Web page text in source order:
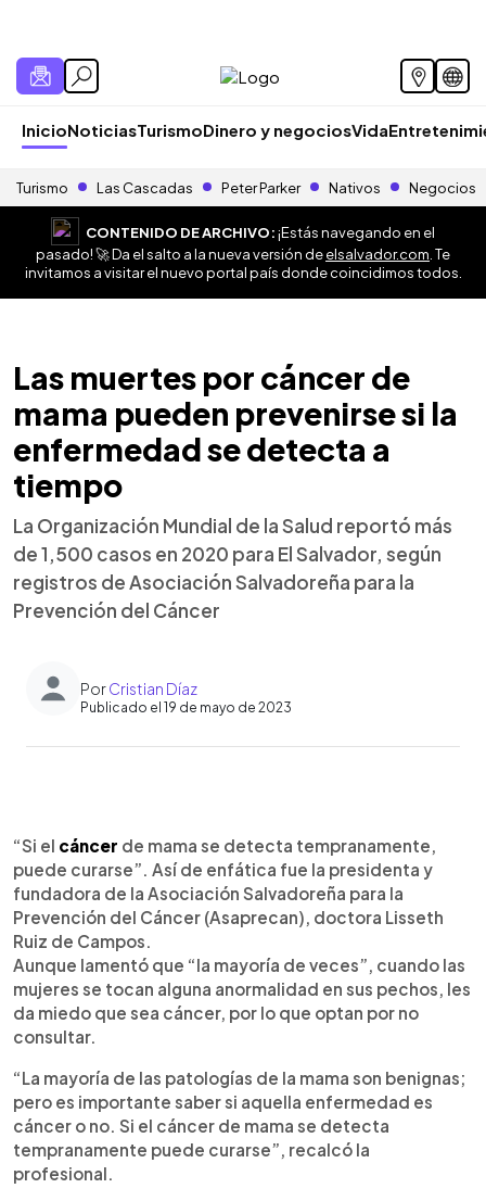
InicioNoticiasTurismoDinero y negociosVida
Turismo Las Cascadas Peter Parker Nativos Negocios
CONTENIDO DE ARCHIVO:¡Estás navegando en el
pasado! 🚀 Da el salto a la nueva versión deelsalvador.com . Te
invitamos a visitar el nuevo portal país donde coincidimos todos.
Las muertes por cáncer de
mama pueden prevenirse si la
enfermedad se detecta a
tiempo
La Organización Mundial de la Salud reportó más
de 1,500 casos en 2020 para El Salvador, según
registros de Asociación Salvadoreña para la
Prevención del Cáncer
PorCristian Díaz
Publicado el 19 de mayo de 2023
► Escuchar artículo
“Si el cáncer de mama se detecta tempranamente,
puede curarse”. Así de enfática fue la presidenta y
fundadora de la Asociación Salvadoreña para la
Prevención del Cáncer (Asaprecan), doctora Lisseth
Ruiz de Campos.
Aunque lamentó que “la mayoría de veces”, cuando las
mujeres se tocan alguna anormalidad en sus pechos, les
da miedo que sea cáncer, por lo que optan por no
consultar.
“La mayoría de las patologías de la mama son benignas;
pero es importante saber si aquella enfermedad es
cáncer o no. Si el cáncer de mama se detecta
tempranamente puede curarse”, recalcó la
profesional.